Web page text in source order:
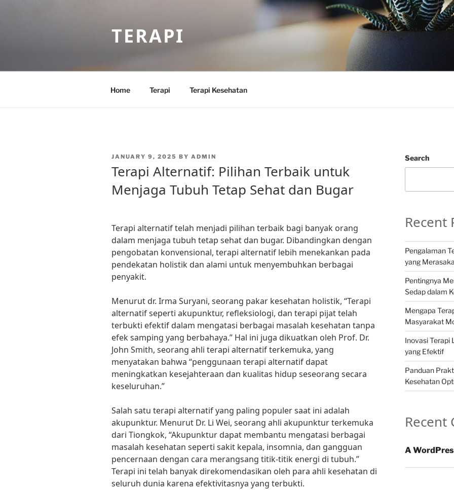
TERAPI
Home Terapi Terapi Kesehatan
POSTED
JANUARY 9, 2025 BY ADMIN
Terapi Alternatif: Pilihan Terbaik untuk
Menjaga Tubuh Tetap Sehat dan Bugar
Terapi alternatif telah menjadi pilihan terbaik bagi banyak orang
dalam menjaga tubuh tetap sehat dan bugar. Dibandingkan dengan
pengobatan konvensional, terapi alternatif lebih menekankan pada
pendekatan holistik dan alami untuk menyembuhkan berbagai
penyakit.
Menurut dr. Irma Suryani, seorang pakar kesehatan holistik, “Terapi
alternatif seperti akupunktur, refleksiologi, dan terapi pijat telah
terbukti efektif dalam mengatasi berbagai masalah kesehatan tanpa
efek samping yang berbahaya.” Hal ini juga dikuatkan oleh Prof. Dr.
John Smith, seorang ahli terapi alternatif terkemuka, yang
menyatakan bahwa “penggunaan terapi alternatif dapat
meningkatkan kesejahteraan dan kualitas hidup seseorang secara
keseluruhan.”
Salah satu terapi alternatif yang paling populer saat ini adalah
akupunktur. Menurut Dr. Li Wei, seorang ahli akupunktur terkemuka
dari Tiongkok, “Akupunktur dapat membantu mengatasi berbagai
masalah kesehatan seperti sakit kepala, insomnia, dan gangguan
pencernaan dengan cara merangsang titik-titik energi di tubuh.”
Terapi ini telah banyak direkomendasikan oleh para ahli kesehatan di
seluruh dunia karena efektivitasnya yang terbukti.
Search
Recent
Pengalaman
yang
Pentingnya
Sedap dalam
Mengapa
Masyarakat
Inovasi Terapi
yang Efektif
Panduan
Kesehatan
Recent
A